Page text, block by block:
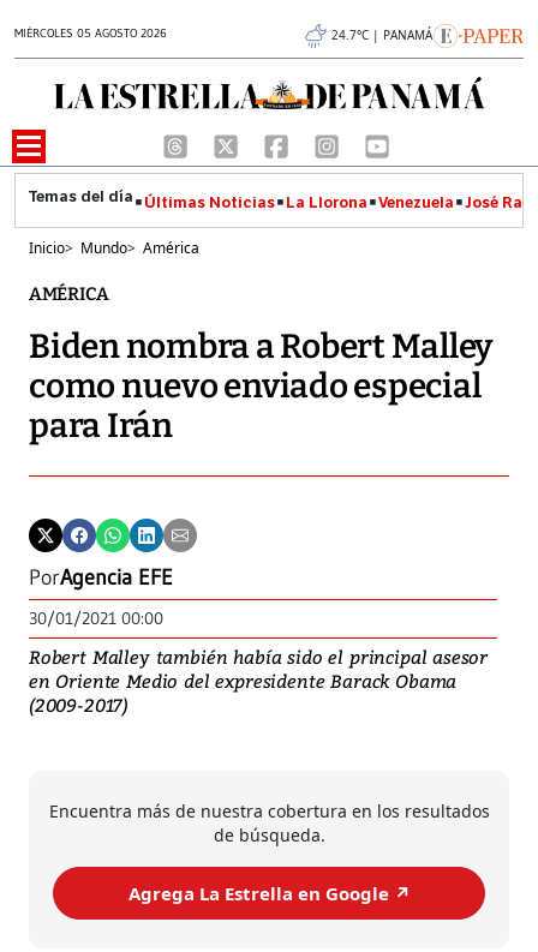
MIÉRCOLES 05 AGOSTO 2026 24.7°C | PANAMÁ
Últimas Noticias La Llorona Venezuela José
Inicio> Mundo> América
AMÉRICA
Biden nombra a Robert Malley
como nuevo enviado especial
para Irán
PorAgencia EFE
30/01/2021 00:00
Robert Malley también había sido el principal asesor
en Oriente Medio del expresidente Barack Obama
(2009-2017)
Encuentra más de nuestra cobertura en los resultados
de búsqueda.
Agrega La Estrella en Google ↗️